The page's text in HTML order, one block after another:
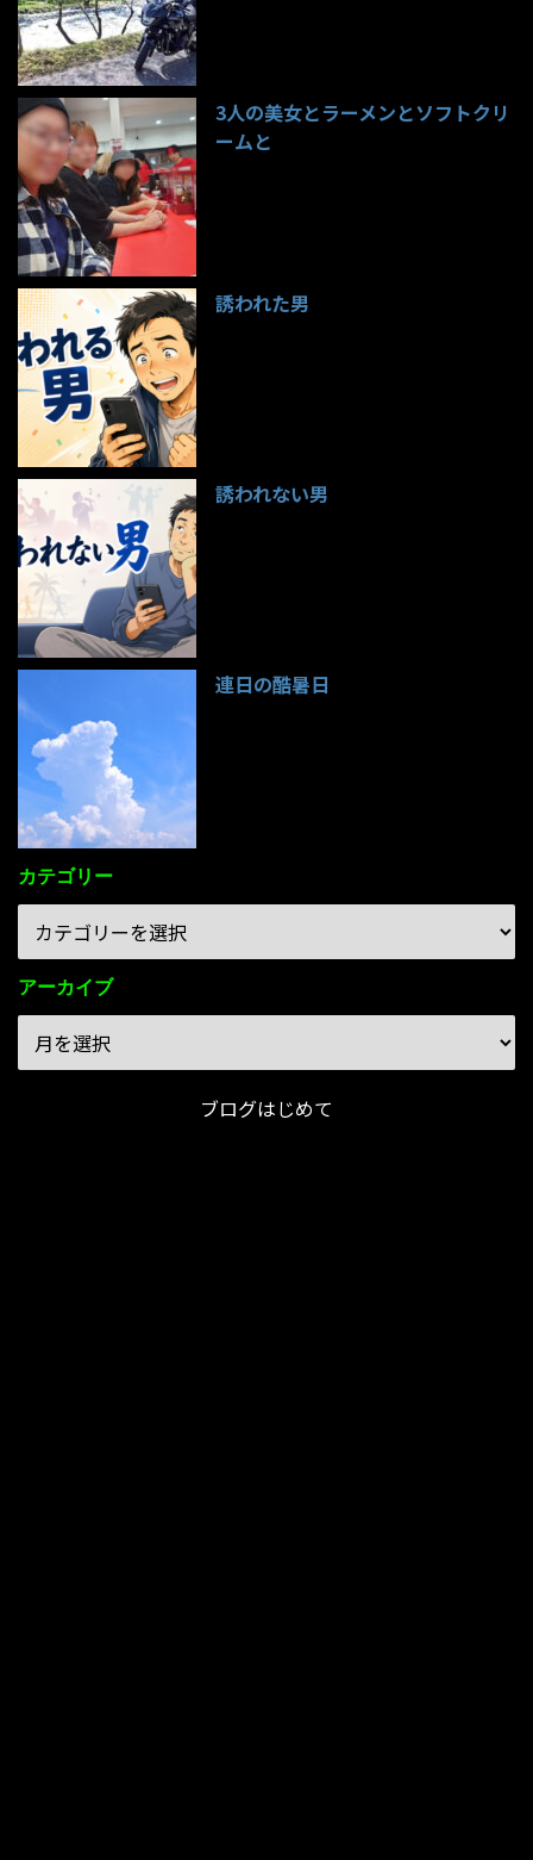
3人の美女とラーメンとソフトクリ
ームと
誘われた男
誘われない男
連日の酷暑日
カテゴリー
アーカイブ
ブログはじめて